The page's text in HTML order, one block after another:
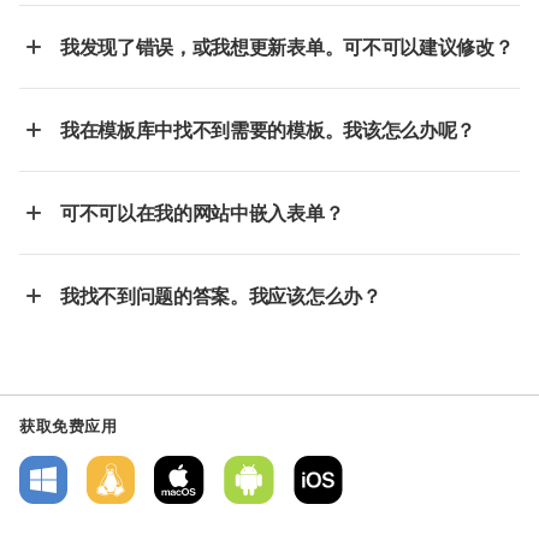
我发现了错误，或我想更新表单。可不可以建议修改？
我在模板库中找不到需要的模板。我该怎么办呢？
可不可以在我的网站中嵌入表单？
我找不到问题的答案。我应该怎么办？
获取免费应用